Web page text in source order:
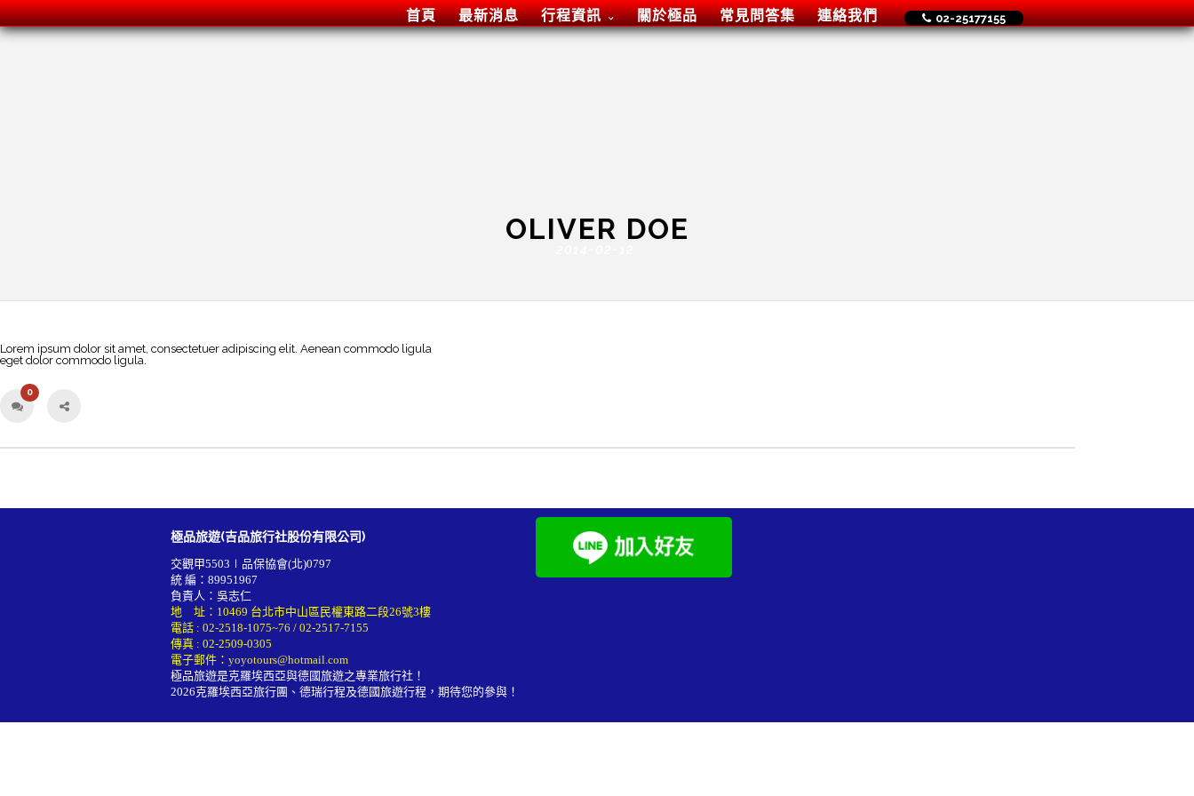
02-25177155
首頁 最新消息 行程資訊 關於極品 常見問答集 連絡我們
OLIVER DOE
Lorem ipsum dolor sit amet, consectetuer adipiscing elit. Aenean commodo ligula
eget dolor commodo ligula.
0
極品旅遊(吉品旅行社股份有限公司)
交觀甲5503∣品保協會(北)0797
統 編：89951967
負責人：吳志仁
地 址：10469 台北市中山區民權東路二段26號3樓
電話 : 02-2518-1075~76 / 02-2517-7155
傳真 : 02-2509-0305
電子郵件： yoyotours@hotmail.com
極品旅遊是克羅埃西亞與德國旅遊之專業旅行社！
2026克羅埃西亞旅行團 、德瑞行程及德國旅遊行程 ，期待您的參與！